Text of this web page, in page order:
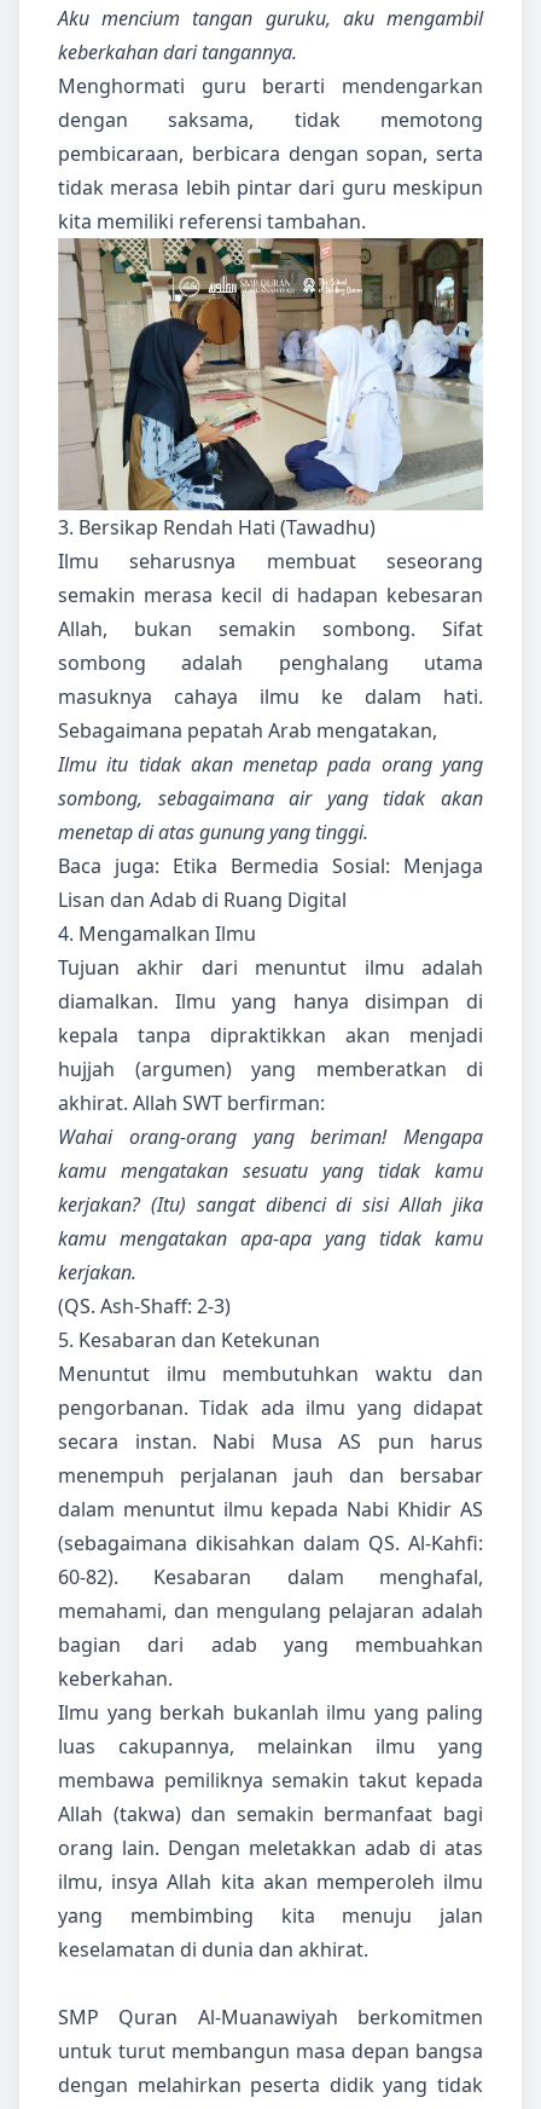
Aku mencium tangan guruku, aku mengambil
keberkahan dari tangannya.
Menghormati guru berarti mendengarkan
dengan saksama, tidak memotong
pembicaraan, berbicara dengan sopan, serta
tidak merasa lebih pintar dari guru meskipun
kita memiliki referensi tambahan.
3. Bersikap Rendah Hati (Tawadhu)
Ilmu seharusnya membuat seseorang
semakin merasa kecil di hadapan kebesaran
Allah, bukan semakin sombong. Sifat
sombong adalah penghalang utama
masuknya cahaya ilmu ke dalam hati.
Sebagaimana pepatah Arab mengatakan,
Ilmu itu tidak akan menetap pada orang yang
sombong, sebagaimana air yang tidak akan
menetap di atas gunung yang tinggi.
Baca juga: Etika Bermedia Sosial: Menjaga
Lisan dan Adab di Ruang Digital
4. Mengamalkan Ilmu
Tujuan akhir dari menuntut ilmu adalah
diamalkan. Ilmu yang hanya disimpan di
kepala tanpa dipraktikkan akan menjadi
hujjah (argumen) yang memberatkan di
akhirat. Allah SWT berfirman:
Wahai orang-orang yang beriman! Mengapa
kamu mengatakan sesuatu yang tidak kamu
kerjakan? (Itu) sangat dibenci di sisi Allah jika
kamu mengatakan apa-apa yang tidak kamu
kerjakan.
(QS. Ash-Shaff: 2-3)
5. Kesabaran dan Ketekunan
Menuntut ilmu membutuhkan waktu dan
pengorbanan. Tidak ada ilmu yang didapat
secara instan. Nabi Musa AS pun harus
menempuh perjalanan jauh dan bersabar
dalam menuntut ilmu kepada Nabi Khidir AS
(sebagaimana dikisahkan dalam QS. Al-Kahfi:
60-82). Kesabaran dalam menghafal,
memahami, dan mengulang pelajaran adalah
bagian dari adab yang membuahkan
keberkahan.
Ilmu yang berkah bukanlah ilmu yang paling
luas cakupannya, melainkan ilmu yang
membawa pemiliknya semakin takut kepada
Allah (takwa) dan semakin bermanfaat bagi
orang lain. Dengan meletakkan adab di atas
ilmu, insya Allah kita akan memperoleh ilmu
yang membimbing kita menuju jalan
keselamatan di dunia dan akhirat.
SMP Quran Al-Muanawiyah berkomitmen
untuk turut membangun masa depan bangsa
dengan melahirkan peserta didik yang tidak